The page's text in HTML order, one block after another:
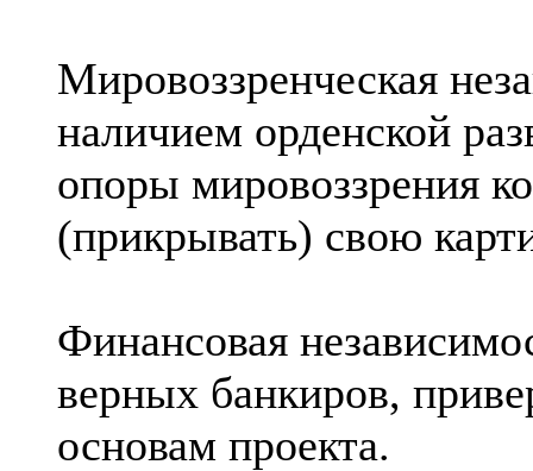
Мировоззренческая
наличием орденской
опоры мировоззрения
(прикрывать) свою
Финансовая
верных банкиров,
основам проекта.